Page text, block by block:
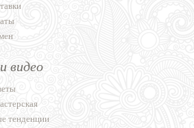
видео
тенденции